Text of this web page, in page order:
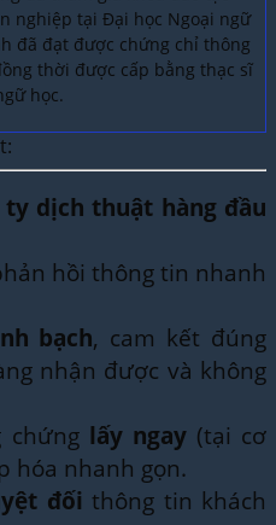
nghiệp tại Đại học Ngoại ngữ
đã đạt được chứng chỉ thông
thời được cấp bằng thạc sĩ
học.
dịch thuật hàng đầu
hồi thông tin nhanh
bạch, cam kết đúng
nhận được và không
chứng lấy ngay(tại cơ
hóa nhanh gọn.
đối thông tin khách